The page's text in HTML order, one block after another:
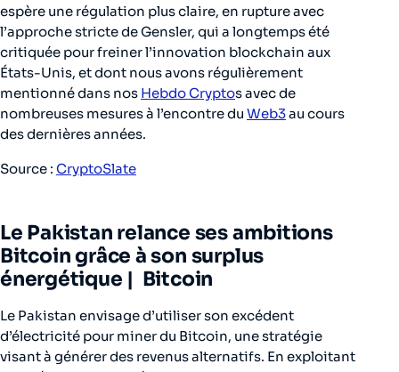
espère une régulation plus claire, en rupture avec
l’approche stricte de Gensler, qui a longtemps été
critiquée pour freiner l’innovation blockchain aux
États-Unis, et dont nous avons régulièrement
mentionné dans nos Hebdo Cryptos avec de
nombreuses mesures à l’encontre du Web3au cours
des dernières années.
Source : CryptoSlate
Le Pakistan relance ses ambitions
Bitcoin grâce à son surplus
énergétique | Bitcoin
Le Pakistan envisage d’utiliser son excédent
d’électricité pour miner du Bitcoin, une stratégie
visant à générer des revenus alternatifs. En exploitant